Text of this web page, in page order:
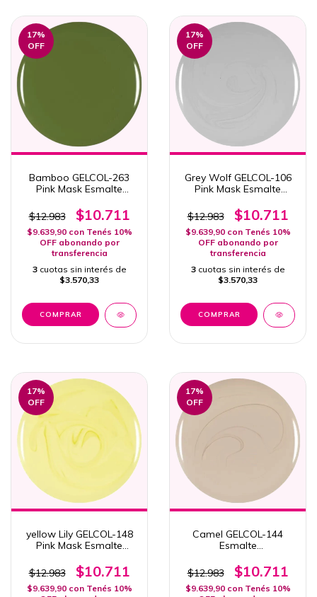
17%
OFF
Bamboo GELCOL-263
Pink Mask Esmalte
Coleccion Haru
$12.983 $10.711
$9.639,90 con Tenés 10%
OFF abonando por
transferencia
3 cuotas sin interés de
$3.570,33
17%
OFF
Grey Wolf GELCOL-106
Pink Mask Esmalte
$12.983
$10.711
$9.639,90 con Tenés 10%
OFF abonando por
transferencia
3 cuotas sin interés de
$3.570,33
17%
OFF
yellow Lily GELCOL-148
Pink Mask Esmalte
$12.983
$10.711
$9.639,90 con Tenés 10%
17%
OFF
Camel GELCOL-144
Esmalte
Mask Camel 15ml
$12.983 $10.711
$9.639,90 con Tenés 10%